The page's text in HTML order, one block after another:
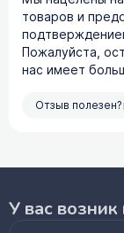
товаров и
Пожалуйста,
нас имеет
Отзыв полезен?
У вас возник